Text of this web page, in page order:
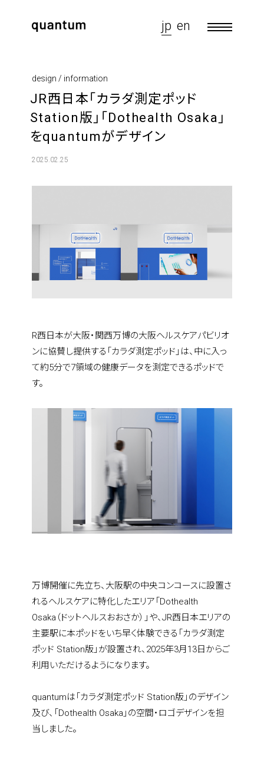
jp en
design / information
JR西日本「カラダ測定ポッド
Station版」「Dothealth Osaka」
をquantumがデザイン
2025.02.25
R西日本が大阪・関西万博の大阪ヘルスケアパビリオ
ンに協賛し提供する「カラダ測定ポッド」は、中に入っ
て約5分で7領域の健康データを測定できるポッドで
す。
万博開催に先立ち、大阪駅の中央コンコースに設置さ
れるヘルスケアに特化したエリア「Dothealth
Osaka（ドットヘルスおおさか）」や、JR西日本エリアの
主要駅に本ポッドをいち早く体験できる「カラダ測定
ポッド Station版」が設置され、2025年3月13日からご
利用いただけるようになります。
quantumは「カラダ測定ポッド Station版」のデザイン
及び、「Dothealth Osaka」の空間・ロゴデザインを担
当しました。